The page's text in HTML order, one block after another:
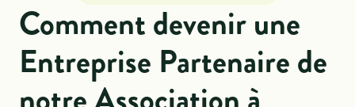
Comment devenir une
Entreprise Partenaire de